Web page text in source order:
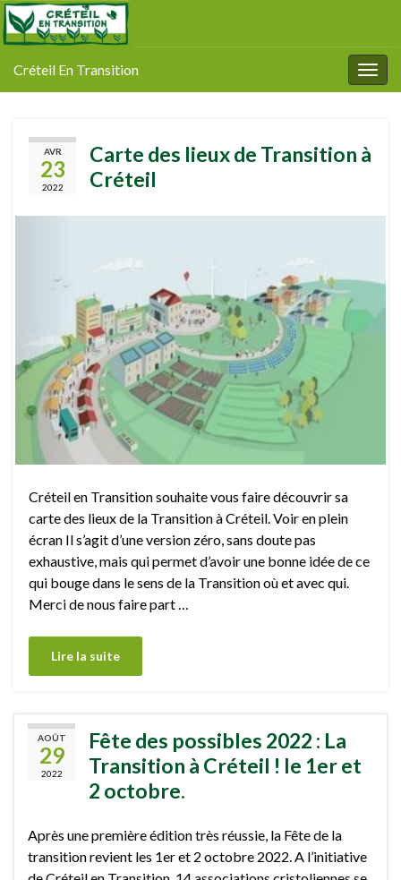
Créteil En Transition
AVR
23
2022
Carte des lieux de Transition à
Créteil
Créteil en Transition souhaite vous faire découvrir sa
carte des lieux de la Transition à Créteil. Voir en plein
écran Il s’agit d’une version zéro, sans doute pas
exhaustive, mais qui permet d’avoir une bonne idée de ce
qui bouge dans le sens de la Transition où et avec qui.
Merci de nous faire part …
Lire la suite
AOÛT
29
2022
Fête des possibles 2022 : La
Transition à Créteil ! le 1er et
2 octobre.
Après une première édition très réussie, la Fête de la
transition revient les 1er et 2 octobre 2022. A l’initiative